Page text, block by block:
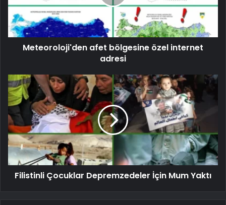
Meteoroloji'den afet bölgesine özel internet
adresi
Filistinli Çocuklar Depremzedeler İçin Mum Yaktı